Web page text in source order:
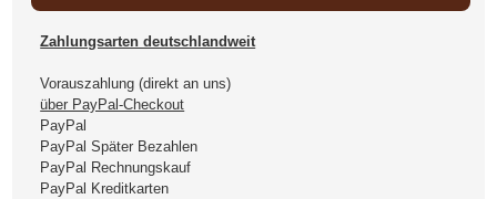
Zahlungsarten deutschlandweit
Vorauszahlung (direkt an uns)
über PayPal-Checkout
PayPal
PayPal Später Bezahlen
PayPal Rechnungskauf
PayPal Kreditkarten